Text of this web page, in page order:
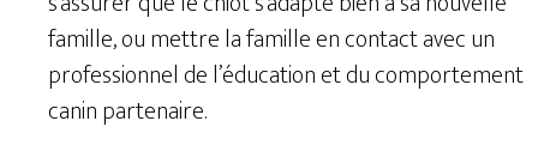
famille, ou mettre la famille en contact avec un
professionnel de l’éducation et du comportement
canin partenaire.